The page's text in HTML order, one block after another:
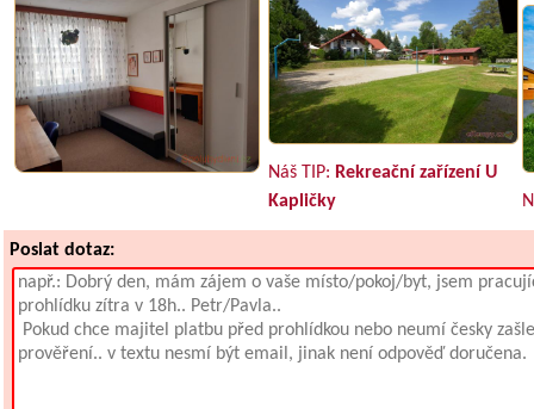
Náš TIP: Rekreační zařízení U
Kapličky
Poslat dotaz: